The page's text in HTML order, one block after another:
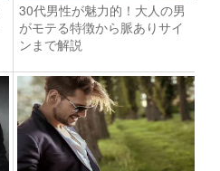
30代男性が魅力的！大人の男
がモテる特徴から脈ありサイ
ンまで解説